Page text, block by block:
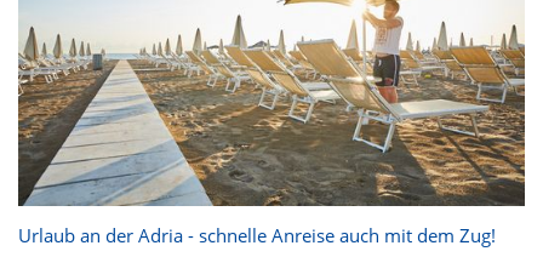
Urlaub an der Adria - schnelle Anreise auch mit dem Zug!